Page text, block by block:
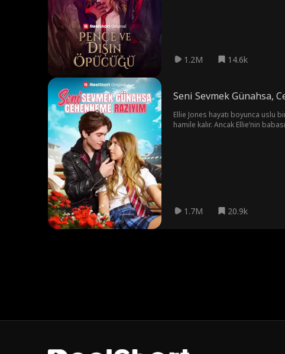
1.2M 14.6k
Seni Sevmek Günahsa,
Ellie Jones hayatı boyunca uslu
hamile kalır. Ancak Ellie’nin babası bir papaz ve Asher’ın ailesi Kızıl Yılanlar Çetesi
1.7M 20.9k